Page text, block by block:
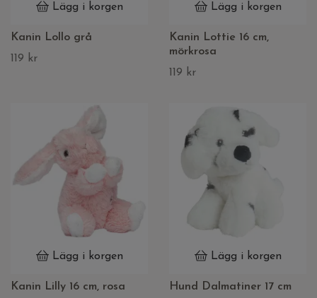
Lägg i korgen
Kanin Lollo grå
119 kr
Lägg i korgen
Kanin Lottie 16 cm,
mörkrosa
119 kr
Lägg i korgen
Kanin Lilly 16 cm, rosa
Lägg i korgen
Hund Dalmatiner 17 cm